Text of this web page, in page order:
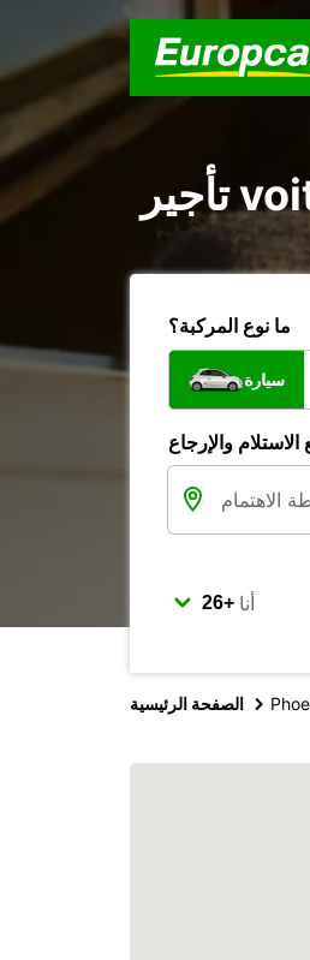
ما نوع المركبة؟
سيارة
والإرجاع
أنا
الصفحة الرئيسية